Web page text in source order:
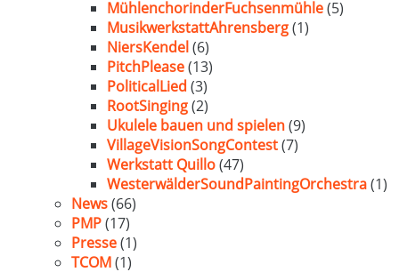
MühlenchorinderFuchsenmühle(5)
MusikwerkstattAhrensberg(1)
NiersKendel(6)
PitchPlease(13)
PoliticalLied (3)
RootSinging(2)
Ukulele bauen und spielen(9)
VillageVisionSongContest(7)
Werkstatt Quillo(47)
WesterwälderSoundPaintingOrchestra(1)
News(66)
PMP(17)
Presse(1)
TCOM(1)